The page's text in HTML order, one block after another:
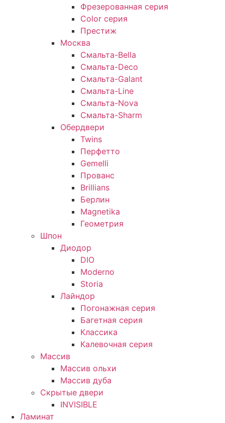
Фрезерованная серия
Color серия
Престиж
Москва
Смальта-Bella
Смальта-Deco
Смальта-Galant
Смальта-Line
Смальта-Nova
Смальта-Sharm
Обердвери
Twins
Перфетто
Gemelli
Прованс
Brillians
Берлин
Magnetika
Геометрия
Шпон
Диодор
DIO
Moderno
Storia
Лайндор
Погонажная серия
Багетная серия
Классика
Калевочная серия
Массив
Массив ольхи
Массив дуба
Скрытые двери
INVISIBLE
Ламинат